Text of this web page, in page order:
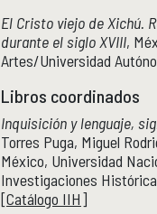
El Cristo viejo de Xichú.
durante el siglo XVIII,
Artes/Universidad
Libros coordinados
Inquisición y lenguaje,
Torres Puga, Miguel
México, Universidad
Investigaciones
[Catálogo IIH]